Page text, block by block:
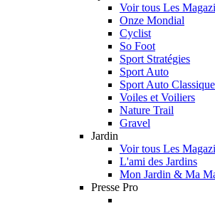
Voir tous Les
Onze Mondial
Cyclist
So Foot
Sport Stratégies
Sport Auto
Sport Auto
Voiles et Voiliers
Nature Trail
Gravel
Jardin
Voir tous Les
L'ami des Jardins
Mon Jardin & Ma
Presse Pro